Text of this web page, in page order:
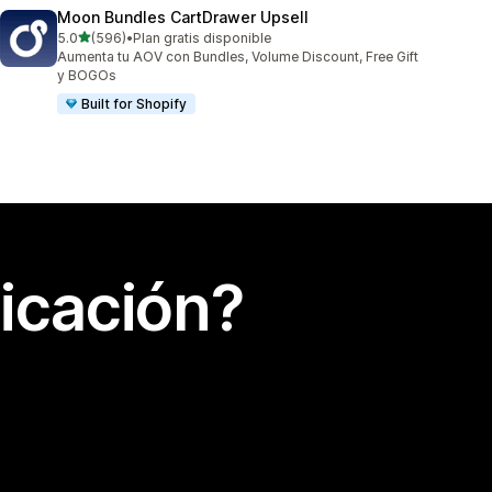
Moon Bundles CartDrawer Upsell
5.0de 5 estrellas
(596)
596 reseñas en total
•Plan gratis disponible
Aumenta tu AOV con Bundles, Volume Discount, Free Gift
y BOGOs
Built for Shopify